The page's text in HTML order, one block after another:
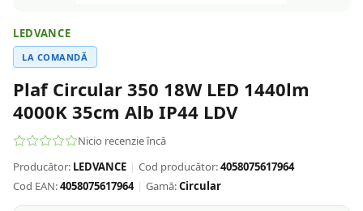
LEDVANCE
LA COMANDĂ
Plaf Circular 350 18W LED 1440lm
4000K 35cm Alb IP44 LDV
Nicio recenzie încă
Producător: LEDVANCE | Cod producător:4058075617964
Cod EAN:4058075617964 | Gamă:Circular